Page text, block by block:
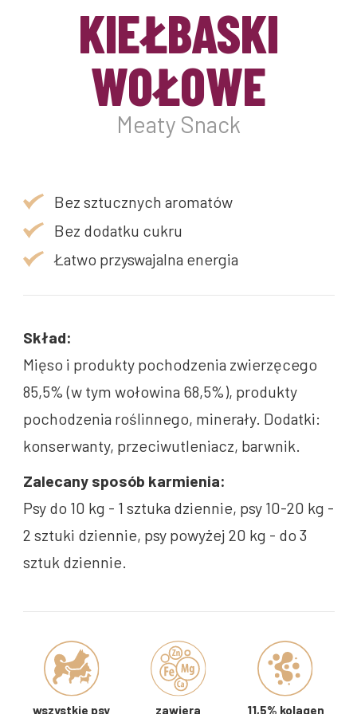
KIEŁBASKI
WOŁOWE
Meaty Snack
Bez sztucznych aromatów
Bez dodatku cukru
Łatwo przyswajalna energia
Skład:
Mięso i produkty pochodzenia zwierzęcego
85,5% (w tym wołowina 68,5%), produkty
pochodzenia roślinnego, minerały. Dodatki:
konserwanty, przeciwutleniacz, barwnik.
Zalecany sposób karmienia:
Psy do 10 kg - 1 sztuka dziennie, psy 10-20 kg -
2 sztuki dziennie, psy powyżej 20 kg - do 3
sztuk dziennie.
wszystkie psy zawiera 11,5% kolagen